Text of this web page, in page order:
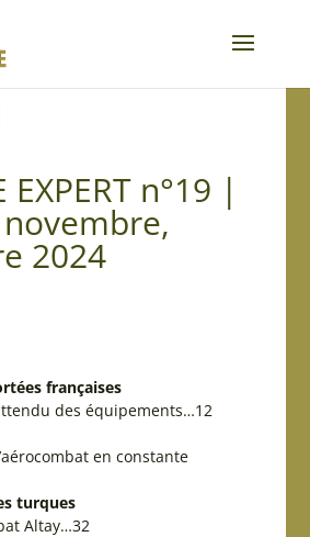
EXPERT n°19 |
2024
françaises
des équipements…12
en constante
turques
Altay…32